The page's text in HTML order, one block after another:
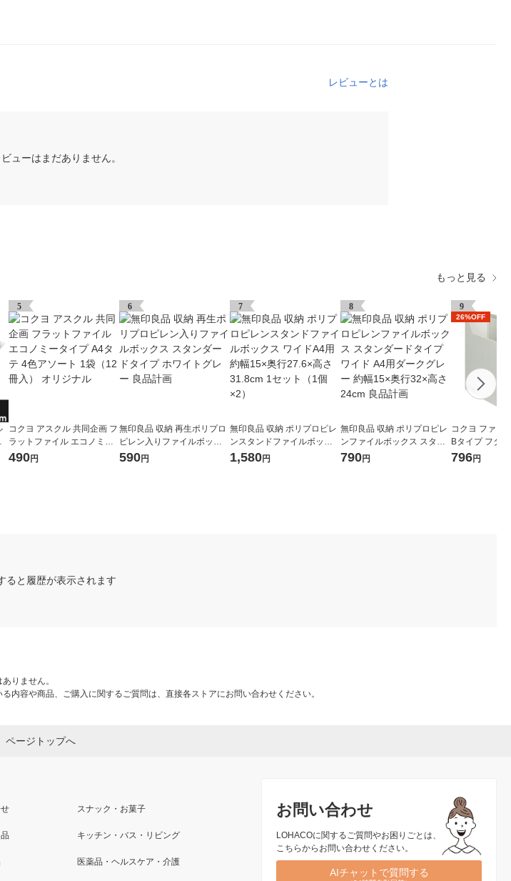
レビューとは
ューはまだありません。
もっと見る
5
コクヨ アスクル 共同企画 フ
ラットファイル エコノミー
タイプ A4タテ 4色アソート
490円
6
無印良品 収納 再生ポリプロ
ピレン入りファイルボック
ス スタンダードタイプ ホワ
590円
7
無印良品 収納 ポリプロピレ
ンスタンドファイルボック
ス ワイドA4用 約幅15×奥行
1,580円
8
無印良品 収納 ポリプロピレ
ンファイルボックス スタン
ダードタイプワイド A4用ダ
790円
9
26%OFF
コクヨ ファイ
Bタイプ フタ
102mm グレー
796円
ると履歴が表示されます
りません。
容や商品、ご購入に関するご質問は、直接各ストアにお問い合わせください。
ページトップへ
お問い合わせ
LOHACOに関するご質問やお困りごとは、
こちらからお問い合わせください。
AIチャットで質問する
スナック・お菓子
キッチン・バス・リビング
医薬品・ヘルスケア・介護